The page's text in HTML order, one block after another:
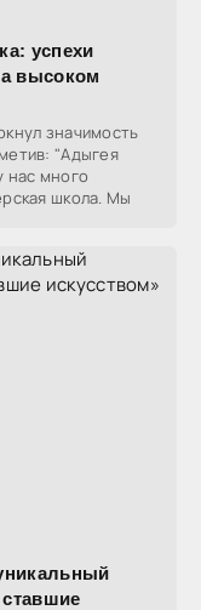
успехи
высоком
значимость
"Адыгея
нас много
школа. Мы